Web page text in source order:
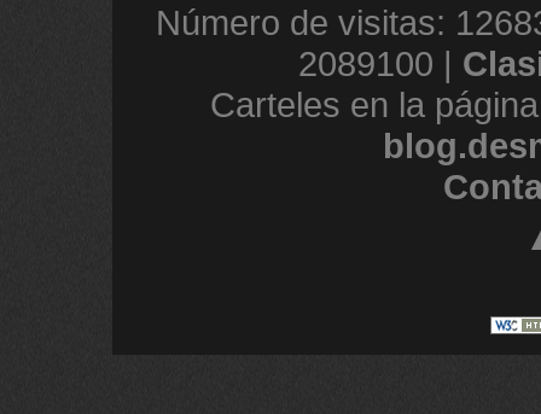
Número de visitas:
2089100 |
Carteles en la